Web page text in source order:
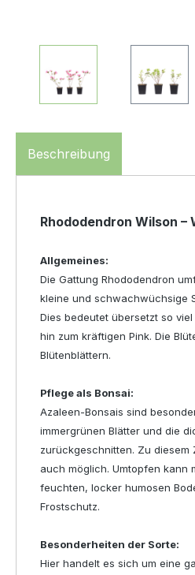
Beschreibung
Rhododendron Wilson –
Allgemeines:
Die Gattung Rhododendron
kleine und schwachwüchsige
Dies bedeutet übersetzt so
hin zum kräftigen Pink. Die
Blütenblättern.
Pflege als Bonsai:
Azaleen-Bonsais sind
immergrünen Blätter und die
zurückgeschnitten. Zu diesem
auch möglich. Umtopfen kann
feuchten, locker humosen
Frostschutz.
Besonderheiten der Sorte:
Hier handelt es sich um eine